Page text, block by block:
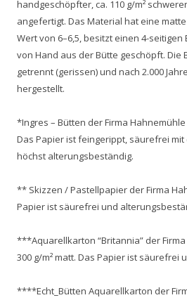
handgeschöpfter, ca. 110 g/m²
angefertigt. Das Material hat eine
Wert von 6–6,5, besitzt einen 4-
von Hand aus der Bütte geschöpft. Die
getrennt (gerissen) und nach 2.000
hergestellt.
*Ingres – Bütten der Firma Hahnemühle
Das Papier ist feingerippt, säurefrei
höchst alterungsbeständig.
** Skizzen / Pastellpapier der Firma
Papier ist säurefrei und
***Aquarellkarton “Britannia” der
300 g/m² matt. Das Papier ist säurefrei
****Echt_Bütten Aquarellkarton der